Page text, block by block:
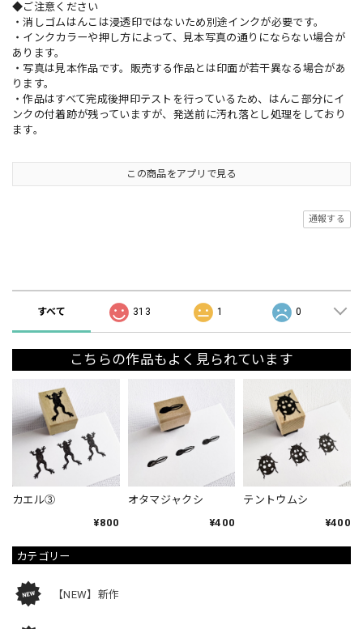
カテゴリー
【NEW】新作
◆ご注意ください
・消しゴムはんこは浸透印ではないため別途インクが必要です。
・インクカラーや押し方によって、見本写真の通りにならない場合が
あります。
・写真は見本作品です。販売する作品とは印面が若干異なる場合があ
ります。
・作品はすべて完成後押印テストを行っているため、はんこ部分にイ
ンクの付着跡が残っていますが、発送前に汚れ落とし処理をしており
ます。
この商品をアプリで見る
通報する
すべて 313 1 0
こちらの作品もよく見られています
カエル③
¥800
オタマジャクシ
¥400
テントウムシ
¥400